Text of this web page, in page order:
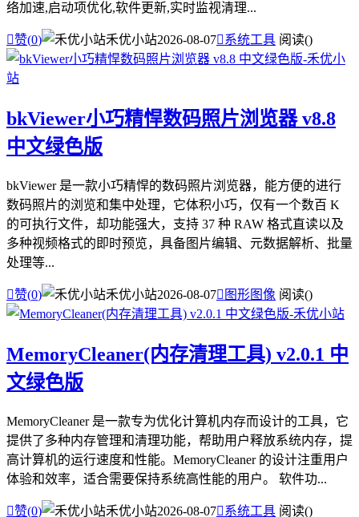
络加速,启动项优化,软件更新,实时监视清理...
赞(0) 禾优小站2026-08-07系统工具 阅读()
bkViewer小巧精悍数码照片浏览器 v8.8
中文绿色版
bkViewer 是一款小巧精悍的数码照片浏览器，能方便的进行
数码照片的浏览和集中处理，它体积小巧，仅有一个数百 K
的可执行文件，却功能强大，支持 37 种 RAW 格式直读以及
多种视频格式的即时预览，具备图片编辑、元数据解析、批量
处理等...
赞(0) 禾优小站2026-08-07 图形图像 阅读()
MemoryCleaner(内存清理工具) v2.0.1 中
文绿色版
MemoryCleaner 是一款专为优化计算机内存而设计的工具，它
提供了多种内存管理和清理功能，帮助用户释放系统内存，提
高计算机的运行速度和性能。MemoryCleaner 的设计注重用户
体验和效率，适合需要保持系统高性能的用户。 软件功...
赞(0) 禾优小站2026-08-07系统工具 阅读()